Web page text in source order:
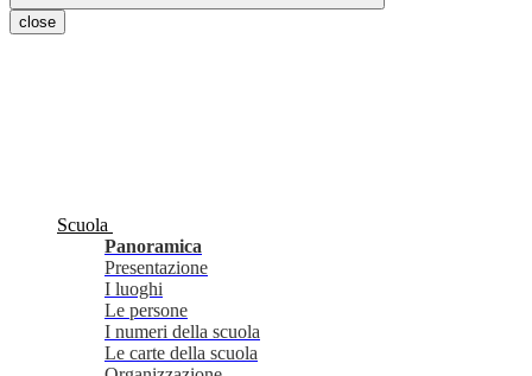
close
Scuola
Panoramica
Presentazione
I luoghi
Le persone
I numeri della scuola
Le carte della scuola